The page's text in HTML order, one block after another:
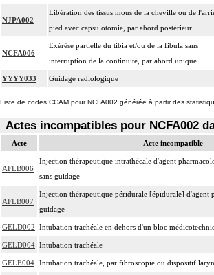
NJPA002
Libération des tissus mous de la cheville ou de
pied avec capsulotomie, par abord postérieur
NCFA006
Exérèse partielle du tibia et/ou de la fibula sans
interruption de la continuité, par abord unique
YYYY033 Guidage radiologique
Liste de codes CCAM pour NCFA002 générée à partir des
Actes incompatibles pour NCFA002
Acte Acte incompatible
AFLB006
Injection thérapeutique intrathécale d'agent
sans guidage
AFLB007
Injection thérapeutique péridurale [épidurale] d'agent
guidage
GELD002 Intubation trachéale en dehors d'un bloc
GELD004 Intubation trachéale
GELE004 Intubation trachéale, par fibroscopie ou dispositif